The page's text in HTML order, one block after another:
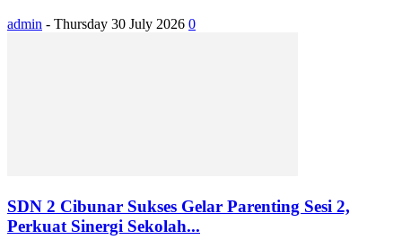
admin - Thursday 30 July 2026 0
SDN 2 Cibunar Sukses Gelar Parenting Sesi 2,
Perkuat Sinergi Sekolah...